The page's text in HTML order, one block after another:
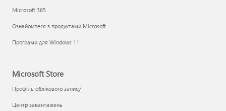
Microsoft 365
Ознайомтеся з продуктами Microsoft
Програми для Windows 11
Microsoft Store
Профіль облікового запису
Центр завантажень